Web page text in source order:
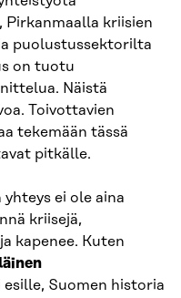
kriisien
puolustussektorilta
on tuotu
Näistä
Toivottavien
tekemään tässä
pitkälle.
ei ole aina
kriisejä,
kapenee. Kuten
Suomen historia